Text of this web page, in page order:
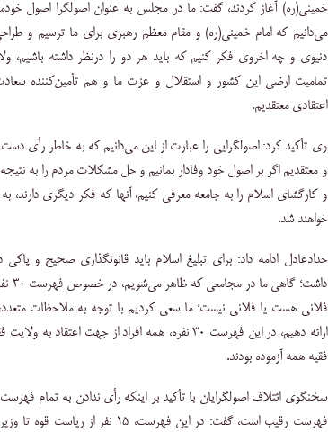
خمینی(ره) آغاز کردند، گفت: ما در مجلس به عنوان اصولگرا اصول
می‌دانیم که امام خمینی(ره) و مقام معظم رهبری برای ما ترسیم و
دنیوی و چه اخروی فکر کنیم که باید هر دو را درنظر داشته باشیم،
تمامیت ارضی این کشور و استقلال و عزت ما و هم تأمین‌کننده
اعتقادی معتقدیم.
وی تأکید کرد: اصولگرایی را عبارت از این می‌دانیم که به خاطر رأی دست
و معتقدیم اگر بر اصول خود وفادار بمانیم و حل مشکلات مردم را به
و کارگشای اسلام را به جامعه معرفی کنیم، آنها که فکر دیگری دارند،
خواهند شد.
حدادعادل ادامه داد: برای تبلیغ اسلام باید قانونگذاری صحیح و
فلانی هست یا فلانی نیست؛ ما سعی کردیم با توجه به ملاحظات
ارائه دهیم، در این فهرست ۳۰ نفره، همه افراد از جهت اعتقاد
فقیه همه آزموده بودند.
سخنگوی ائتلاف اصولگرایان با تأکید بر اینکه رأی ندادن به تمام
فهرست رقیب است، گفت: در این فهرست، ۱۵